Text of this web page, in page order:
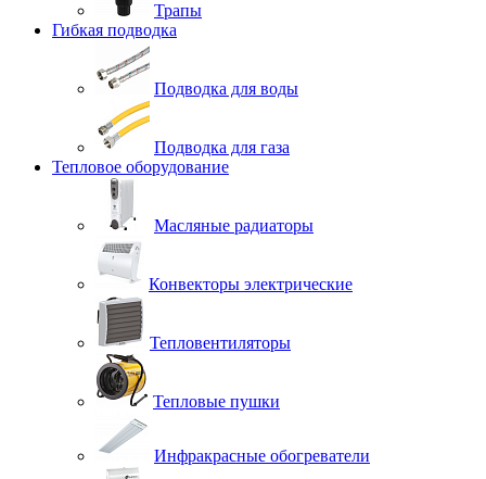
Трапы
Гибкая подводка
Подводка для воды
Подводка для газа
Тепловое оборудование
Масляные радиаторы
Конвекторы электрические
Тепловентиляторы
Тепловые пушки
Инфракрасные обогреватели